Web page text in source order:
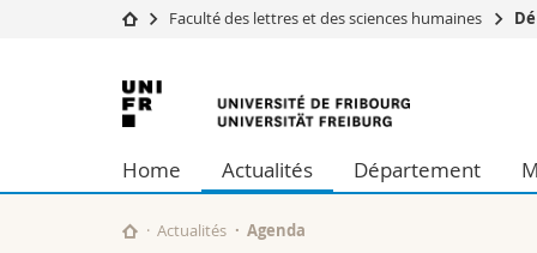
Université
Recherche
Université
Formation continue
Sciences
Lettres et
Faculté des lettres et des sciences humaines
Université
de
Fribourg
Home Actualités Département
Actualités Agenda